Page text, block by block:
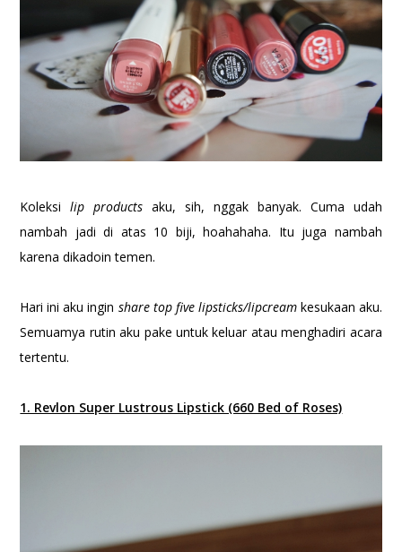
Koleksilip productsaku, sih, nggak banyak. Cuma udah
nambah jadi di atas 10 biji, hoahahaha. Itu juga nambah
karena dikadoin temen.
Hari ini aku ingin share top five lipsticks/lipcream kesukaan aku.
Semuamya rutin aku pake untuk keluar atau menghadiri acara
tertentu.
1. Revlon Super Lustrous Lipstick (660 Bed of Roses)